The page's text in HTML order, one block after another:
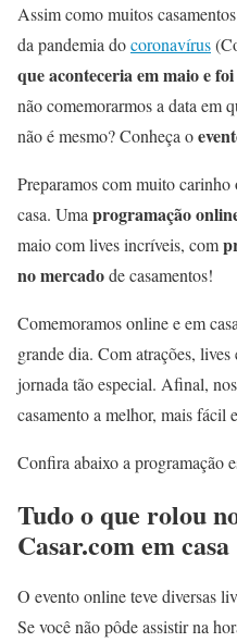
Assim como muitos
da pandemia docoronavírus
que aconteceria em maio e
não comemorarmos a data em
não é mesmo? Conheça o
Preparamos com muito
casa. Uma programação
maio com lives incríveis, com
no mercadode casamentos!
Comemoramos online e em
grande dia. Com atrações, lives
jornada tão especial. Afinal,
casamento a melhor, mais fácil
Confira abaixo a programação
Tudo o que rolou
Casar.com em casa
O evento online teve diversas
Se você não pôde assistir na